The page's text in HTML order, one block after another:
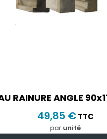
RAINURE ANGLE
49,85 €TTC
par unité